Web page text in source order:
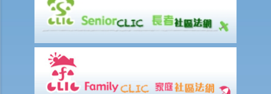
14. 如果我的保單已經失效，但我重新繳交保費以嘗試令保單「復
效」。我可否在這段期間向保險公司索償？
15. 我為同一項目（如住院或家居意外）購買了數份保險。我可否從所
有保單索取全數保額，或只可索取實際開支或損失？人壽保險的死亡賠
償會否有不同規定？
16. 法例規定誰人需要參加強積金計劃（或其他認可的職業性退休計